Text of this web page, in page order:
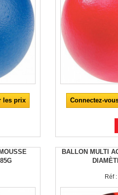
les prix Connectez-
BALLON MULTI
Réf :